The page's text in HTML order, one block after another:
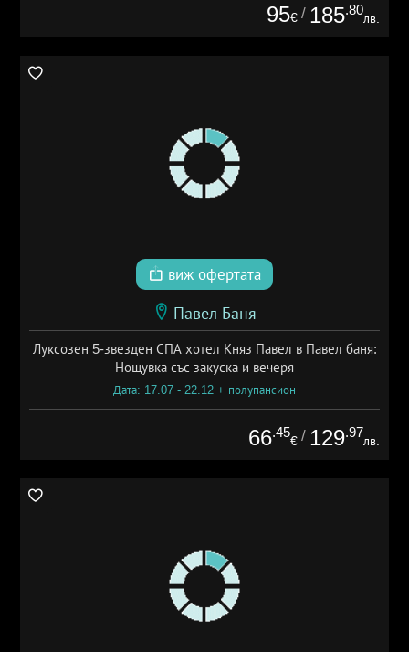
95€ / 185.80
лв.
виж офертата
Павел Баня
Луксозен 5-звезден СПА хотел Княз Павел в Павел баня:
Нощувка със закуска и вечеря
Дата: 17.07 - 22.12 + полупансион
66.45
€ / 129.97
лв.